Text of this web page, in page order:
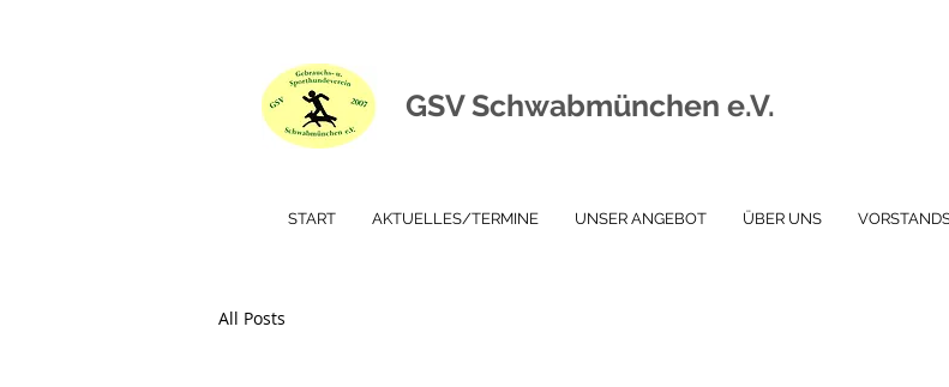
GSV Schwabmünchen e.V.
START AKTUELLES/TERMINE UNSER ANGEBOT ÜBER UNS
All Posts